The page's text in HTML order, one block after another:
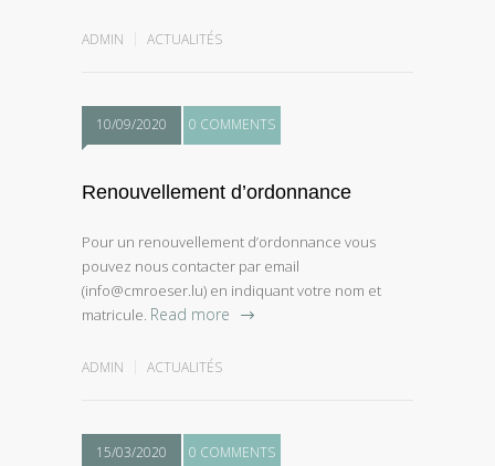
ADMIN ACTUALITÉS
10/09/2020 0 COMMENTS
Renouvellement d’ordonnance
Pour un renouvellement d’ordonnance vous
pouvez nous contacter par email
(info@cmroeser.lu) en indiquant votre nom et
matricule. Read more
ADMIN ACTUALITÉS
15/03/2020 0 COMMENTS